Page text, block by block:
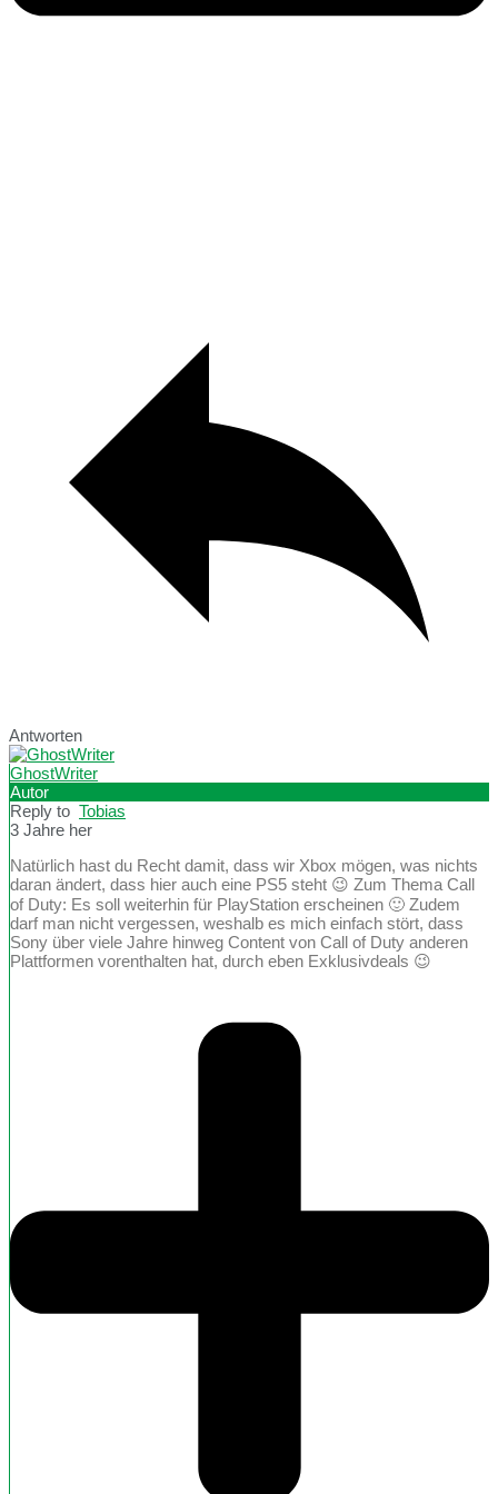
Antworten
GhostWriter
Autor
Reply to Tobias
3 Jahre her
Natürlich hast du Recht damit, dass wir Xbox mögen, was nichts
daran ändert, dass hier auch eine PS5 steht 😉 Zum Thema Call
of Duty: Es soll weiterhin für PlayStation erscheinen 🙂 Zudem
darf man nicht vergessen, weshalb es mich einfach stört, dass
Sony über viele Jahre hinweg Content von Call of Duty anderen
Plattformen vorenthalten hat, durch eben Exklusivdeals 😉